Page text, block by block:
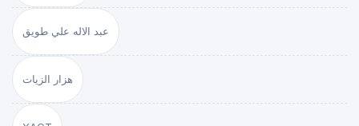
عبد الاله علي طويق
هزار الزيات